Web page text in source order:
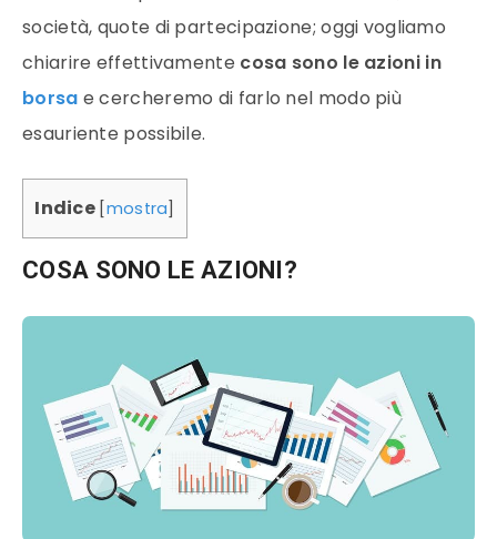
società, quote di partecipazione; oggi vogliamo
chiarire effettivamente cosa sono le azioni in
borsa e cercheremo di farlo nel modo più
esauriente possibile.
Indice [mostra
COSA SONO LE AZIONI?